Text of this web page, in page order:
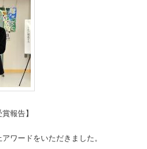
報告】
ワードをいただきました。